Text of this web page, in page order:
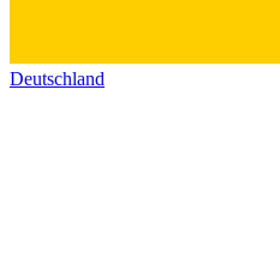
Deutschland